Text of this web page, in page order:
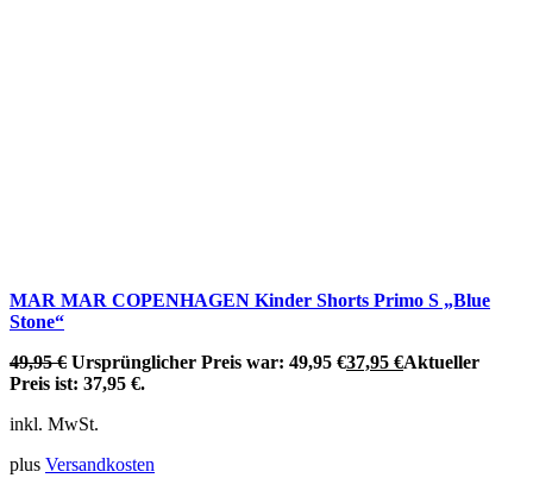
MAR MAR COPENHAGEN Kinder Shorts Primo S „Blue
Stone“
49,95€ Ursprünglicher Preis war: 49,95 €37,95 €Aktueller
Preis ist: 37,95 €.
inkl. MwSt.
plus Versandkosten